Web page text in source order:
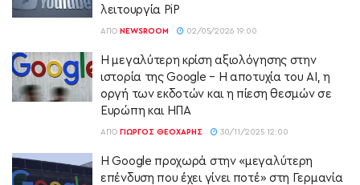
λειτουργία PiP
ΑΠΌ NEWSROOM 02/05/2026 19:00
Η μεγαλύτερη κρίση αξιολόγησης στην
ιστορία της Google – Η αποτυχία του AI, η
οργή των εκδοτών και η πίεση θεσμών σε
Ευρώπη και ΗΠΑ
ΑΠΌ ΓΙΏΡΓΟΣ ΘΕΟΧΆΡΗΣ 30/11/2025 12:00
Η Google προχωρά στην «μεγαλύτερη
επένδυση που έχει γίνει ποτέ» στη Γερμανία